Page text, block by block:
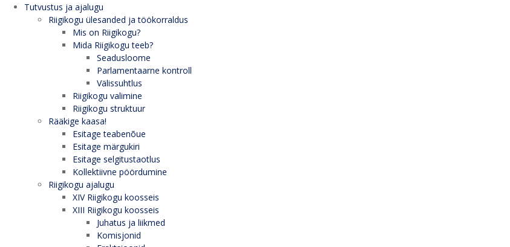
Tutvustus ja ajalugu
Riigikogu ülesanded ja töökorraldus
Mis on Riigikogu?
Mida Riigikogu teeb?
Seadusloome
Parlamentaarne kontroll
Välissuhtlus
Riigikogu valimine
Riigikogu struktuur
Rääkige kaasa!
Esitage teabenõue
Esitage märgukiri
Esitage selgitustaotlus
Kollektiivne pöördumine
Riigikogu ajalugu
XIV Riigikogu koosseis
XIII Riigikogu koosseis
Juhatus ja liikmed
Komisjonid